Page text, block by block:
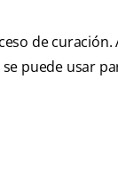
de curación.
puede usar